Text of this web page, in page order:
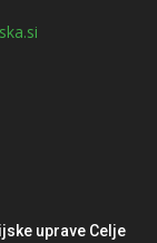
uprave Celje